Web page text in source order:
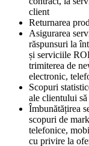
client
Returnarea
Asigurarea
răspunsuri la
și serviciile
trimiterea de
electronic,
Scopuri
ale clientului
Îmbunătățirea
scopuri de
telefonice,
cu privire la